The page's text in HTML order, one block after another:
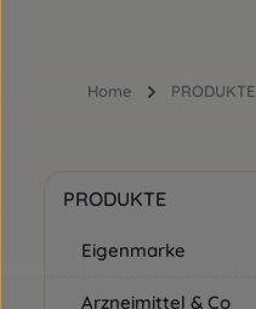
Home PRODUKTE
PRODUKTE
Eigenmarke
Arzneimittel & Co